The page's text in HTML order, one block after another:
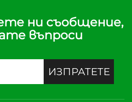
ни съобщение,
въпроси
ИЗПРАТЕТЕ